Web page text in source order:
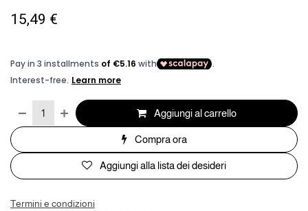
15,49 €
Aggiungi al carrello
Compra ora
Aggiungi alla lista dei desideri
Termini e condizioni